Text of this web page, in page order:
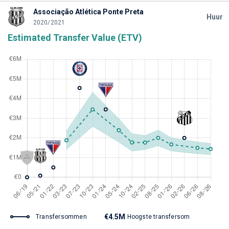
Associação Atlética Ponte Preta
2020/2021
Huur
Estimated Transfer Value (ETV)
Transfersommen €4.5M Hoogste transfersom